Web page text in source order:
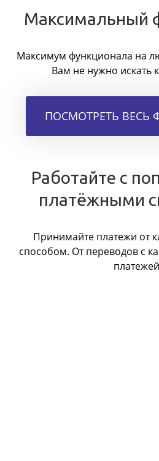
Максимальный
Максимум функционала на
Вам не нужно искать
ПОСМОТРЕТЬ ВЕСЬ
Работайте с
платёжными
Принимайте платежи от
способом. От переводов с